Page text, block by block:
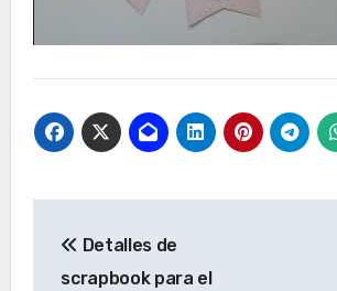
de
Detalles de
scrapbook para el